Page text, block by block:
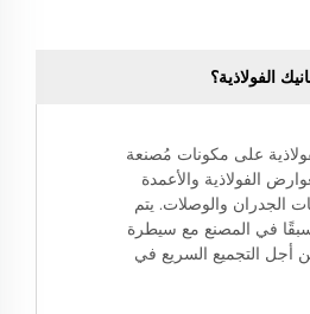
الفولاذية؟
على مكونات مُصنعة
الفولاذية والأعمدة
الجدران والوصلات. يتم
في المصنع مع سيطرة
أجل التجميع السريع في